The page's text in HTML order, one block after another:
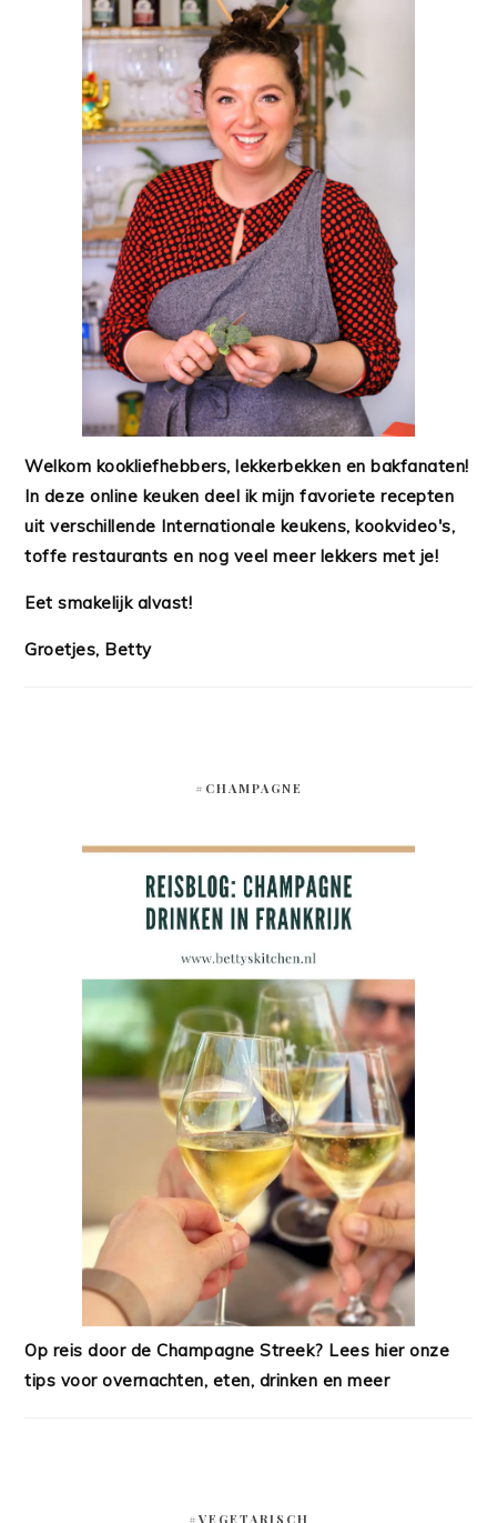
Welkom kookliefhebbers, lekkerbekken en bakfanaten!
In deze online keuken deel ik mijn favoriete recepten
uit verschillende Internationale keukens, kookvideo's,
toffe restaurants en nog veel meer lekkers met je!
Eet smakelijk alvast!
Groetjes, Betty
#CHAMPAGNE
Op reis door de Champagne Streek? Lees hier onze
tips voor overnachten, eten, drinken en meer
#VEGETARISCH